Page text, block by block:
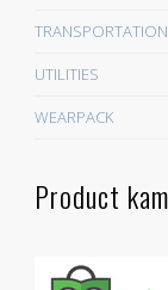
TRANSPORTATION
UTILITIES
WEARPACK
Product